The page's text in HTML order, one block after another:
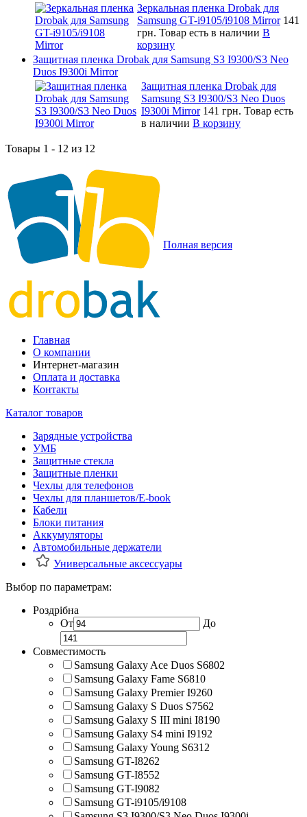
Зеркальная пленка Drobak для
Samsung GT-i9105/i9108 Mirror 141
грн. Товар есть в наличии В
корзину
Защитная пленка Drobak для Samsung S3 I9300/S3 Neo
Duos I9300i Mirror
Защитная пленка Drobak для
Samsung S3 I9300/S3 Neo Duos
I9300i Mirror 141 грн. Товар есть
в наличии В корзину
Товары 1 - 12 из 12
Полная версия
Главная
О компании
Интернет-магазин
Оплата и доставка
Контакты
Каталог товаров
Зарядные устройства
УМБ
Защитные стекла
Защитные пленки
Чехлы для телефонов
Чехлы для планшетов/E-book
Кабели
Блоки питания
Аккумуляторы
Автомобильные держатели
Универсальные аксессуары
Выбор по параметрам:
Роздрібна
От
До
Совместимость
Samsung Galaxy Ace Duos S6802
Samsung Galaxy Fame S6810
Samsung Galaxy Premier I9260
Samsung Galaxy S Duos S7562
Samsung Galaxy S III mini I8190
Samsung Galaxy S4 mini I9192
Samsung Galaxy Young S6312
Samsung GT-I8262
Samsung GT-I8552
Samsung GT-I9082
Samsung GT-i9105/i9108